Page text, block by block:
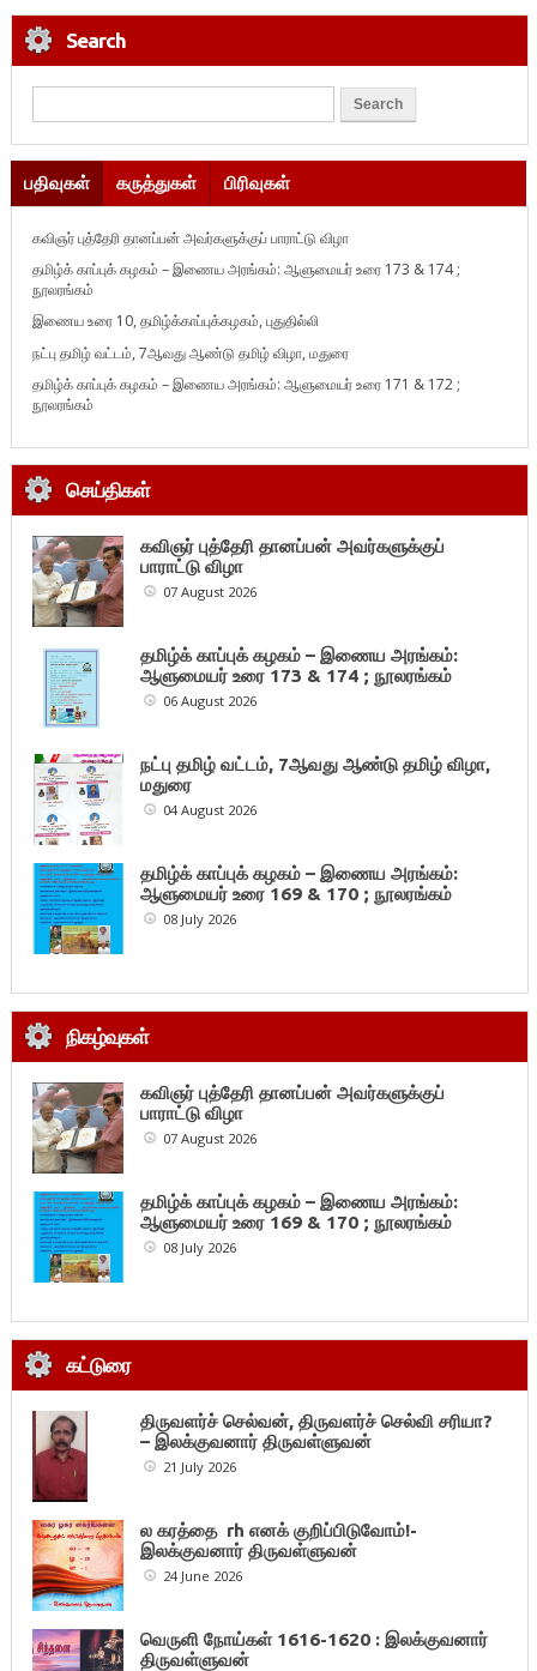
Search
பதிவுகள் கருத்துகள் பிரிவுகள்
கவிஞர் புத்தேரி தானப்பன் அவர்களுக்குப் பாராட்டு விழா
தமிழ்க் காப்புக் கழகம் – இணைய அரங்கம்: ஆளுமையர் உரை 173 & 174 ;
நூலரங்கம்
இணைய உரை 10, தமிழ்க்காப்புக்கழகம், புதுதில்லி
நட்பு தமிழ் வட்டம், 7ஆவது ஆண்டு தமிழ் விழா, மதுரை
தமிழ்க் காப்புக் கழகம் – இணைய அரங்கம்: ஆளுமையர் உரை 171 & 172 ;
நூலரங்கம்
செய்திகள்
கவிஞர் புத்தேரி தானப்பன் அவர்களுக்குப்
பாராட்டு விழா
07 August 2026
தமிழ்க் காப்புக் கழகம் – இணைய அரங்கம்:
ஆளுமையர் உரை 173 & 174 ; நூலரங்கம்
06 August 2026
நட்பு தமிழ் வட்டம், 7ஆவது ஆண்டு தமிழ் விழா,
மதுரை
04 August 2026
தமிழ்க் காப்புக் கழகம் – இணைய அரங்கம்:
ஆளுமையர் உரை 169 & 170 ; நூலரங்கம்
08 July 2026
நிகழ்வுகள்
கவிஞர் புத்தேரி தானப்பன் அவர்களுக்குப்
பாராட்டு விழா
07 August 2026
தமிழ்க் காப்புக் கழகம் – இணைய அரங்கம்:
ஆளுமையர் உரை 169 & 170 ; நூலரங்கம்
08 July 2026
கட்டுரை
திருவளர்ச் செல்வன், திருவளர்ச் செல்வி சரியா?
– இலக்குவனார் திருவள்ளுவன்
21 July 2026
ல கரத்தை rh எனக் குறிப்பிடுவோம்!-
இலக்குவனார் திருவள்ளுவன்
24 June 2026
வெருளி நோய்கள் 1616-1620 : இலக்குவனார்
திருவள்ளுவன்